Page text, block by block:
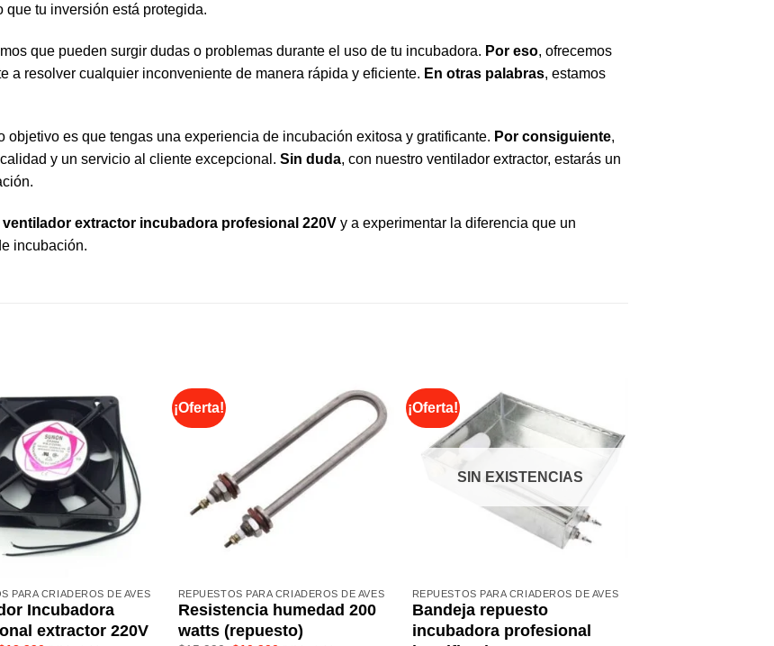
tu inversión está protegida.
que pueden surgir dudas o problemas durante el uso de tu incubadora. Por eso, ofrecemos
a resolver cualquier inconveniente de manera rápida y eficiente. En otras palabras, estamos
objetivo es que tengas una experiencia de incubación exitosa y gratificante. Por consiguiente,
y un servicio al cliente excepcional. Sin duda, con nuestro ventilador extractor, estarás un
ventilador extractor incubadora profesional 220V y a experimentar la diferencia que un
incubación.
PARA CRIADEROS DE AVES
Incubadora
extractor 220V
¡Oferta!
REPUESTOS PARA CRIADEROS DE AVES
Resistencia humedad 200
watts (repuesto)
¡Oferta!
SIN EXISTENCIAS
REPUESTOS PARA CRIADEROS DE AVES
Bandeja repuesto
incubadora profesional